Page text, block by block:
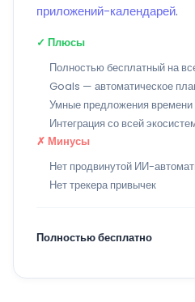
приложений-календарей.
✓ Плюсы
Полностью бесплатный на
Goals — автоматическое
Умные предложения времени
Интеграция со всей
✗ Минусы
Нет продвинутой ИИ-
Нет трекера привычек
Полностью бесплатно